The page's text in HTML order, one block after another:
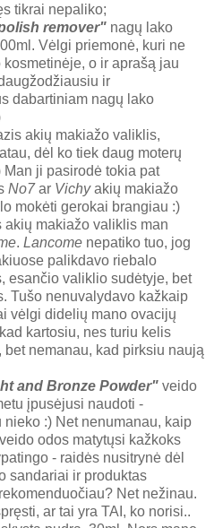
tikrai nepaliko;
remover" nagų lako
Vėlgi priemonė, kuri ne
o ir aprašą jau
ir
dabartiniam nagų lako
akių makiažo valiklis,
dėl ko tiek daug moterų
ji pasirodė tokia pat
No7ar Vichyakių makiažo
mokėti gerokai brangiau :)
akių makiažo valiklis man
. Lancome nepatiko tuo, jog
palikdavo riebalo
esančio valiklio sudėtyje, bet
Tušo nenuvalydavo kažkaip
vėlgi didelių mano ovacijų
kartosiu, nes turiu kelis
nemanau, kad pirksiu naują
and Bronze Powder" veido
įpusėjusi naudoti -
:) Net nenumanau, kaip
odos matytųsi kažkoks
- raidės nusitrynė dėl
sandariai ir produktas
Net nežinau.
ar tai yra TAI, ko norisi..